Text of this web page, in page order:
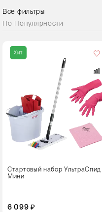
Все фильтры
По Популярности
Хит
Стартовый набор УльтраСпид
Мини
6 099 ₽
Цвет
40